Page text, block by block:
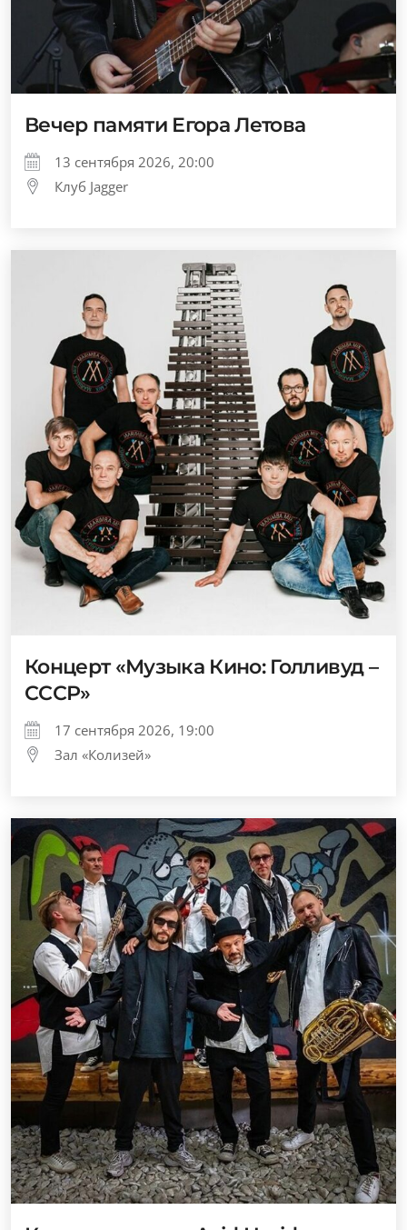
Вечер памяти Егора Летова
13 сентября 2026, 20:00
Клуб Jagger
Концерт «Музыка Кино: Голливуд –
СССР»
17 сентября 2026, 19:00
Зал «Колизей»